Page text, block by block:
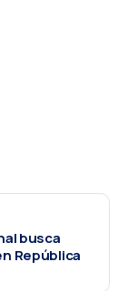
busca
República